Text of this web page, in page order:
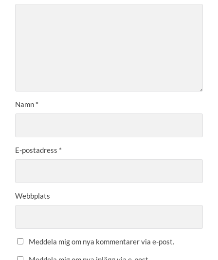
Namn *
E-postadress *
Webbplats
Meddela mig om nya kommentarer via e-post.